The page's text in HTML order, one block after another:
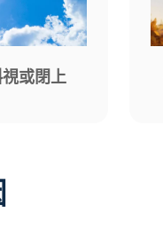
或閉上